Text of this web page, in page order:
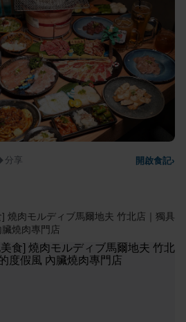
分享 開啟食記›
燒肉モルディブ馬爾地夫 竹北店｜獨具
燒肉專門店